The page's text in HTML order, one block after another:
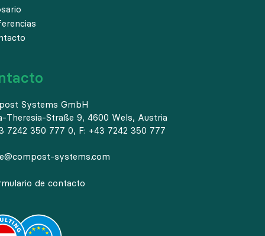
Systems GmbH
Theresia-Straße 9, 4600 Wels, Austria
7242 350 777 0, F: +43 7242 350 777
systems.com
de contacto